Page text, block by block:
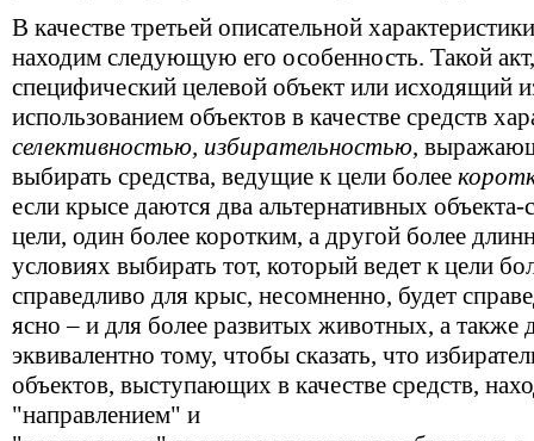
В качестве третьей описательной
находим следующую его особенность. Такой
специфический целевой объект или исходящий
использованием объектов в качестве средств
селективностью, избирательностью,
выбирать средства, ведущие к цели более
если крысе даются два альтернативных
цели, один более коротким, а другой более
условиях выбирать тот, который ведет к цели
справедливо для крыс, несомненно, будет
ясно – и для более развитых животных, а также
эквивалентно тому, чтобы сказать, что
объектов, выступающих в качестве средств,
"направлением" и